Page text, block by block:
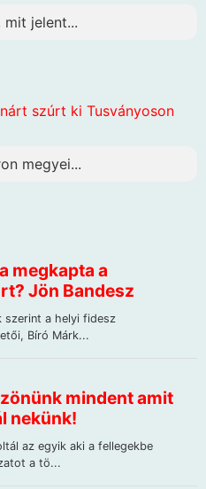
mit jelent...
szúrt ki Tusványoson
megyei...